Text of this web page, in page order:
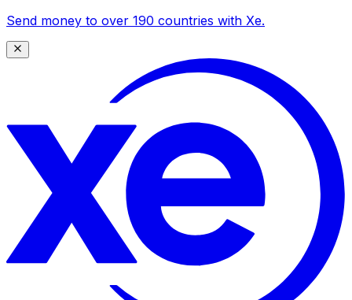
Send money to over 190 countries with Xe.